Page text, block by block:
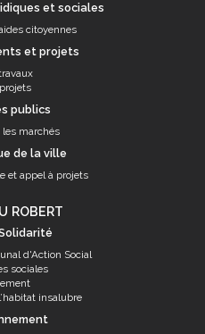
et sociales
citoyennes
et projets
publics
marchés
de la ville
et appel à projets
ROBERT
d'Action Social
sociales
insalubre